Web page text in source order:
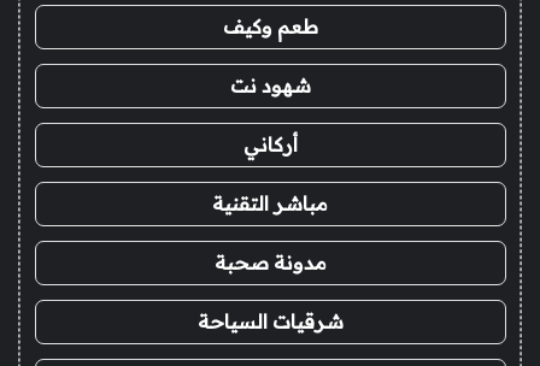
طعم وكيف
شهود نت
أركاني
مباشر التقنية
مدونة صحبة
شرقيات السياحة